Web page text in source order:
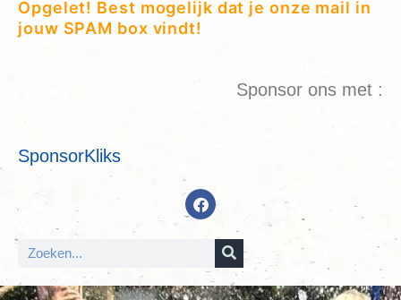
Opgelet! Best mogelijk dat je onze mail in
jouw SPAM box vindt!
Sponsor ons met :
SponsorKliks